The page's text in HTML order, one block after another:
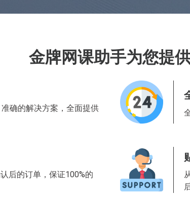
金牌网课助手为您提
确的解决方案，全面提供
后的订单，保证100%的